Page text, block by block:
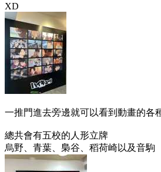
XD
一推門進去旁邊就可以看到動畫的各
總共會有五校的人形立牌
烏野、青葉、梟谷、稻荷崎以及音駒